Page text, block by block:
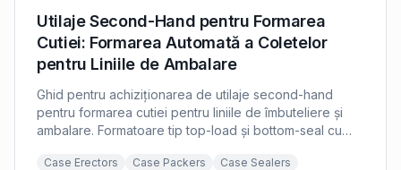
Utilaje Second-Hand pentru Formarea
Cutiei: Formarea Automată a Coletelor
pentru Liniile de Ambalare
Ghid pentru achiziționarea de utilaje second-hand
pentru formarea cutiei pentru liniile de îmbuteliere și
ambalare. Formatoare tip top-load și bottom-seal cu
Case Erectors Case Packers Case Sealers